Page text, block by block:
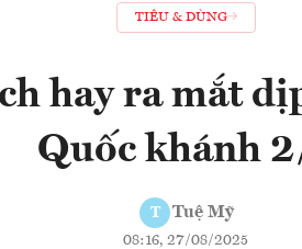
TIÊU & DÙNG
hay ra mắt
Quốc khánh
T Tuệ Mỹ
08:16, 27/08/2025